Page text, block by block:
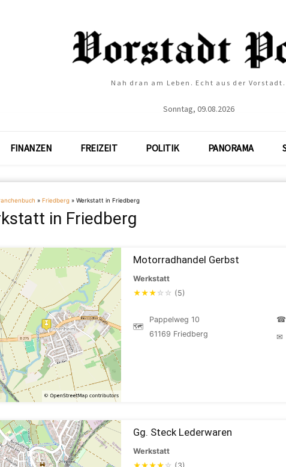
Nah dran am Leben. Echt aus der Vorstadt.
Sonntag, 09.08.2026
FINANZEN FREIZEIT POLITIK PANORAMA
» Friedberg » Werkstatt in Friedberg
in Friedberg
Motorradhandel Gerbst
Werkstatt
★★★ ☆ ☆ (5)
🗺
Pappelweg 10
61169 Friedberg
☎
✉
Gg. Steck Lederwaren
Werkstatt